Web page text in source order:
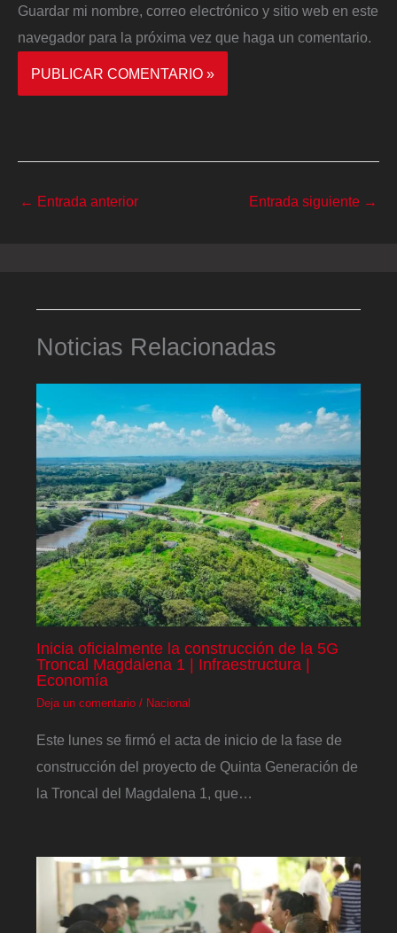
Guardar mi nombre, correo electrónico y sitio web en este
navegador para la próxima vez que haga un comentario.
← Entrada anterior Entrada siguiente →
Noticias Relacionadas
Inicia oficialmente la construcción de la 5G
Troncal Magdalena 1 | Infraestructura |
Economía
Deja un comentario / Nacional
Este lunes se firmó el acta de inicio de la fase de
construcción del proyecto de Quinta Generación de
la Troncal del Magdalena 1, que…